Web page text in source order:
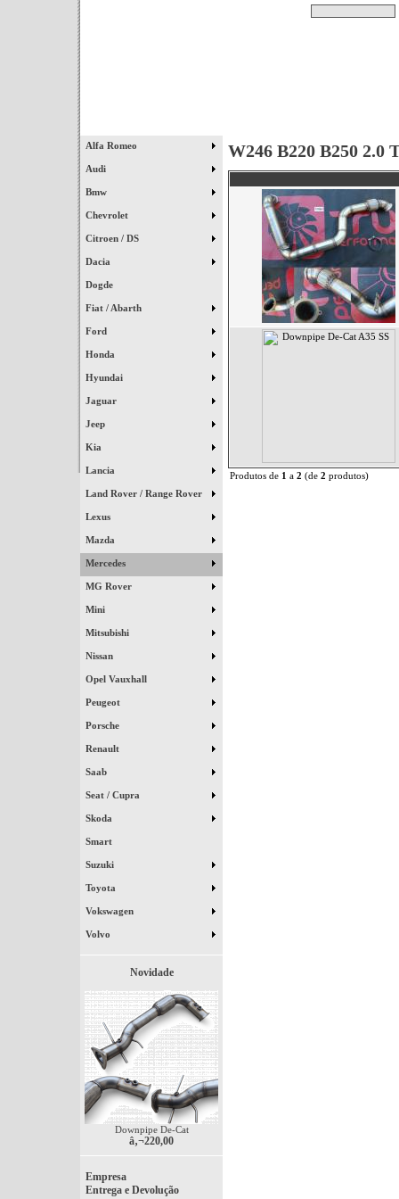
Alfa Romeo
Audi
Bmw
Chevrolet
Citroen / DS
Dacia
Dogde
Fiat / Abarth
Ford
Honda
Hyundai
Jaguar
Jeep
Kia
Lancia
Land Rover / Range Rover
Lexus
Mazda
Mercedes
MG Rover
Mini
Mitsubishi
Nissan
Opel Vauxhall
Peugeot
Porsche
Renault
Saab
Seat / Cupra
Skoda
Smart
Suzuki
Toyota
Vokswagen
Volvo
Novidade
Downpipe De-Cat
â‚¬220,00
Empresa
Entrega e Devolução
W246 B220 B250 2.0
Produtos de 1 a 2 (de 2 produtos)